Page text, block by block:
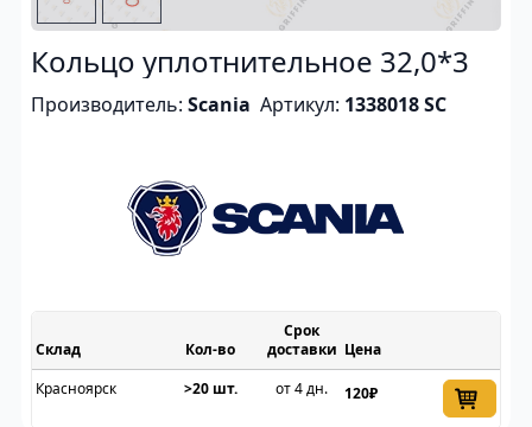
Кольцо уплотнительное 32,0*3
Производитель: Scania Артикул: 1338018 SC
Склад
Срок
доставки Цена
Красноярск
>20 шт. от 4 дн. 120₽